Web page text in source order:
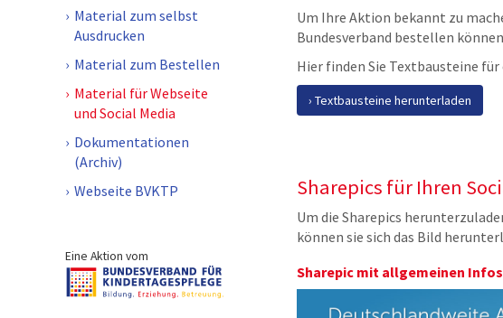
Material zum selbst
Ausdrucken
Material zum Bestellen
Material für Webseite
und Social Media
Dokumentationen
(Archiv)
Webseite BVKTP
Eine Aktion vom
Um Ihre Aktion bekannt zu
Bundesverband bestellen
Hier finden Sie Textbausteine
Textbausteine herunterladen
Sharepics für Ihren
Um die Sharepics
können sie sich das Bild
Sharepic mit allgemeinen Infos